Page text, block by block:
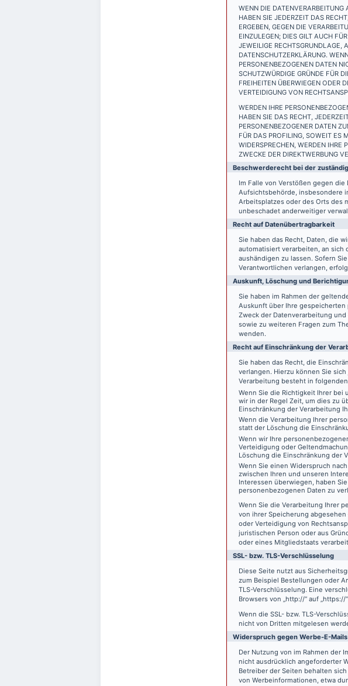
WENN DIE
HABEN SIE JEDERZEIT DAS
ERGEBEN, GEGEN DIE
EINZULEGEN; DIES GILT AUCH
JEWEILIGE RECHTSGRUNDLAGE,
DATENSCHUTZERKLÄRUNG.
PERSONENBEZOGENEN DATEN
SCHUTZWÜRDIGE GRÜNDE FÜR
FREIHEITEN ÜBERWIEGEN ODER
VERTEIDIGUNG VON
WERDEN IHRE
HABEN SIE DAS RECHT,
PERSONENBEZOGENER DATEN
FÜR DAS PROFILING, SOWEIT ES
WIDERSPRECHEN, WERDEN IHRE
ZWECKE DER DIREKTWERBUNG
Beschwerde­recht bei der
Im Falle von Verstößen gegen
Aufsichtsbehörde, insbesondere
Arbeitsplatzes oder des Orts des
unbeschadet anderweitiger
Recht auf Daten­übertrag­barkeit
Sie haben das Recht, Daten, die
automatisiert verarbeiten, an sich
aushändigen zu lassen. Sofern
Verantwortlichen verlangen,
Auskunft, Löschung und
Sie haben im Rahmen der
Auskunft über Ihre
Zweck der Datenverarbeitung
sowie zu weiteren Fragen zum
wenden.
Recht auf Einschränkung der
Sie haben das Recht, die
verlangen. Hierzu können Sie
Verarbeitung besteht in
Wenn Sie die Richtigkeit Ihrer
wir in der Regel Zeit, um dies zu
Einschränkung der Verarbeitung
Wenn die Verarbeitung Ihrer
statt der Löschung die
Wenn wir Ihre
Verteidigung oder
Löschung die Einschränkung der
Wenn Sie einen Widerspruch
zwischen Ihren und unseren
Interessen überwiegen, haben
personenbezogenen Daten zu
Wenn Sie die Verarbeitung Ihrer
von ihrer Speicherung
oder Verteidigung von
juristischen Person oder aus
oder eines Mitgliedstaats
SSL- bzw. TLS-Verschlüsselung
Diese Seite nutzt aus
zum Beispiel Bestellungen oder
TLS-Verschlüsselung. Eine
Browsers von „http://“ auf
Wenn die SSL- bzw. TLS-
nicht von Dritten mitgelesen
Widerspruch gegen Werbe-E-Mails
Der Nutzung von im Rahmen der
nicht ausdrücklich angeforderter
Betreiber der Seiten behalten
von Werbeinformationen, etwa